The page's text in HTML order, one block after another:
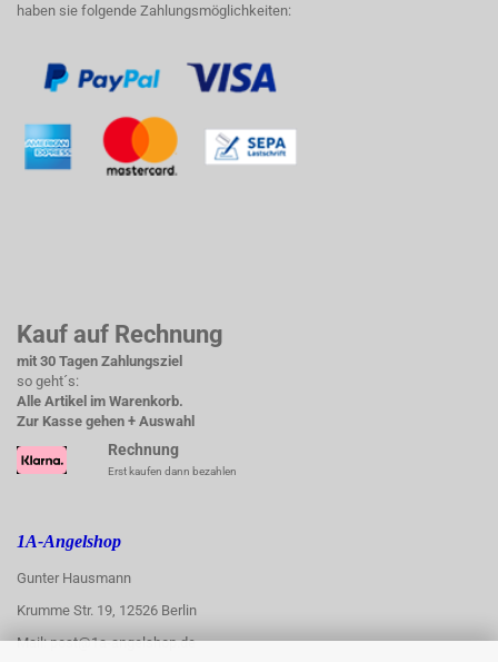
haben sie folgende Zahlungsmöglichkeiten:
Kauf auf Rechnung
mit 30 Tagen Zahlungsziel
so geht´s:
Alle Artikel im Warenkorb.
Zur Kasse gehen + Auswahl
Rechnung
Erst kaufen dann bezahlen
1A-Angelshop
Gunter Hausmann
Krumme Str. 19, 12526 Berlin
Mail: post@1a-angelshop.de